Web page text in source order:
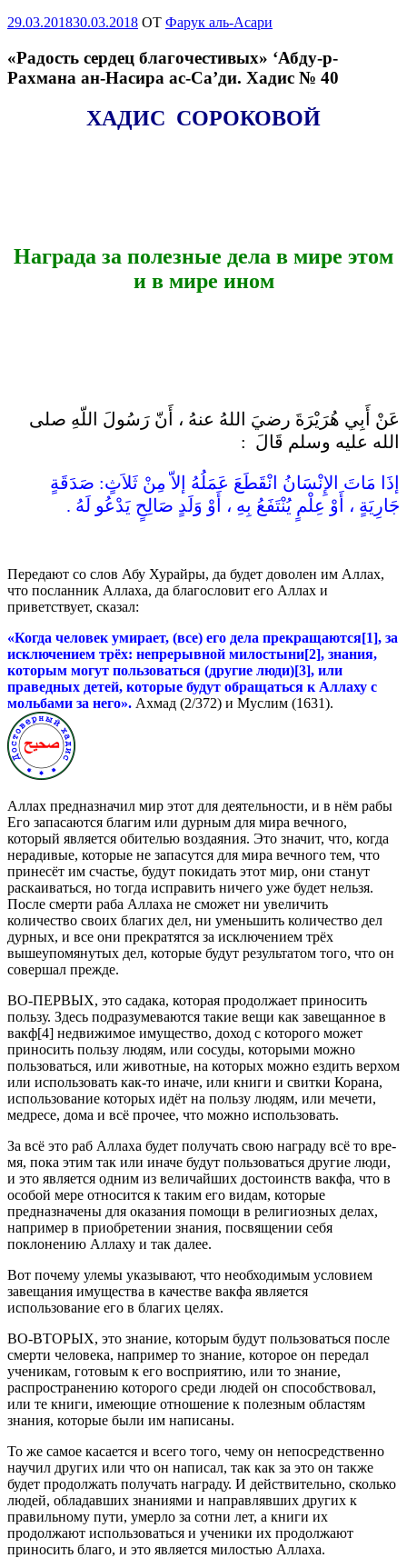
Опубликовано
29.03.201830.03.2018 OT Фарук аль-Асари
«Радость сердец благочестивых» ‘Абду-р-
Рахмана ан-Насира ас-Са’ди. Хадис № 40
ХАДИС СОРОКОВОЙ
Награда за полезные дела в мире этом
и в мире ином
عَنْ أَبِي هُرَيْرَةَ رضيَ اللهُ عنهُ ، أَنّ رَسُولَ اللّهِ صلى
الله عليه وسلم قَالَ :
إذَا مَاتَ الإِنْسَانُ انْقَطَعَ عَمَلُهُ إلاّ مِنْ ثَلاَثٍ: صَدَقَةٍ
جَارِيَةٍ ، أَوْ عِلْمٍ يُنْتَفَعُ بِهِ ، أَوْ وَلَدٍ صَالِحٍ يَدْعُو لَهُ .
Передают со слов Абу Хурайры, да будет доволен им Аллах,
что посланник Аллаха, да благословит его Аллах и
приветствует, сказал:
«Когда человек умирает, (все) его дела прекращаются[1], за
исключением трёх: непрерыв­ной милостыни[2], знания,
которым могут пользоваться (другие люди)[3], или
праведных детей, которые будут обращаться к Ал­лаху с
мольбами за него». Ахмад (2/372) и Муслим (1631).
Аллах предназначил мир этот для деятельности, и в нём рабы
Его запасаются благим или дурным для мира вечного,
который яв­ляется обителью воздаяния. Это значит, что, когда
нерадивые, ко­торые не запасутся для мира вечного тем, что
принесёт им счастье, будут покидать этот мир, они станут
раскаиваться, но тогда испра­вить ничего уже будет нельзя.
После смерти раба Аллаха не смо­жет ни увеличить
количество своих благих дел, ни уменьшить ко­личество дел
дурных, и все они прекратятся за исключением трёх
вышеупомянутых дел, которые будут результатом того, что он
со­вершал прежде.
ВО-ПЕРВЫХ, это садака, которая продолжает приносить
поль­зу. Здесь подразумеваются такие вещи как завещанное в
вакф[4] не­движимое имущество, доход с которого может
приносить пользу людям, или сосуды, которыми можно
пользоваться, или живот­ные, на которых можно ездить верхом
или использовать как-то иначе, или книги и свитки Корана,
использование которых идёт на пользу людям, или мечети,
медресе, дома и всё прочее, что можно использовать.
За всё это раб Аллаха будет получать свою награду всё то вре­
мя, пока этим так или иначе будут пользоваться другие люди,
и это является одним из величайших достоинств вакфа, что в
особой мере относится к таким его видам, которые
предназначены для оказания помощи в религиозных делах,
например в приобретении знания, посвящении себя
поклонению Аллаху и так далее.
Вот почему улемы указывают, что необходимым условием
завещания имущества в качестве вакфа является
использование его в благих целях.
ВО-ВТОРЫХ, это знание, которым будут пользоваться после
смерти человека, например то знание, которое он передал
ученикам, готовым к его восприятию, или то знание,
распространению кото­рого среди людей он способствовал,
или те книги, имеющие отно­шение к полезным областям
знания, которые были им написаны.
То же самое касается и всего того, чему он непосредственно
научил других или что он написал, так как за это он также
будет продолжать получать награду. И действительно, сколько
людей, обладавших знаниями и направлявших других к
правильному пу­ти, умерло за сотни лет, а книги их
продолжают использоваться и ученики их продолжают
приносить благо, и это является мило­стью Аллаха.